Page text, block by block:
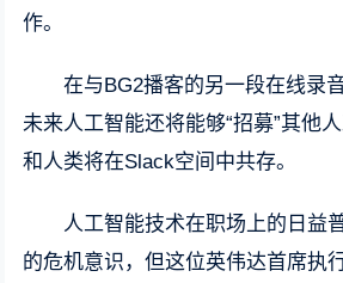
作。
在与BG2播客的另一段在线录
未来人工智能还将能够“招募”其他
和人类将在Slack空间中共存。
人工智能技术在职场上的日益
的危机意识，但这位英伟达首席执